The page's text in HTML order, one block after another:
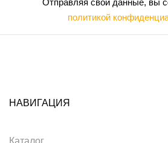
политикой
НАВИГАЦИЯ
Каталог